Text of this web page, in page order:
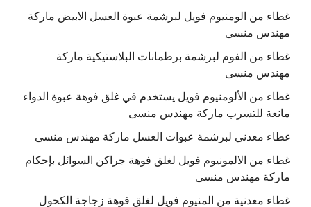
غطاء من الومنيوم فويل لبرشمة عبوة العسل الابيض ماركة
مهندس منسى
غطاء من الفوم لبرشمة برطمانات البلاستيكية ماركة
مهندس منسى
غطاء من الألومنيوم فويل يستخدم في غلق فوهة عبوة الدواء
مانعة للتسرب ماركة مهندس منسى
غطاء معدني لبرشمة عبوات العسل ماركة مهندس منسى
غطاء من الالمونيوم فويل لغلق فوهة جراكن السوائل بإحكام
ماركة مهندس منسى
غطاء معدنية من المنيوم فويل لغلق فوهة زجاجة الكحول